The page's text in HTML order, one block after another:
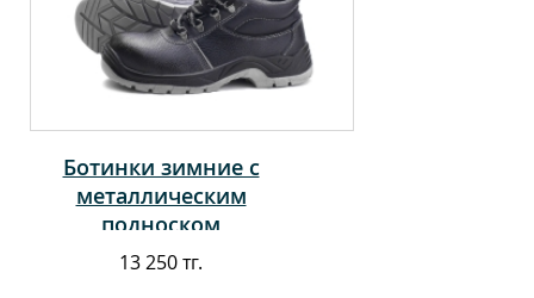
Ботинки зимние с
металлическим
подноском
13 250 тг.